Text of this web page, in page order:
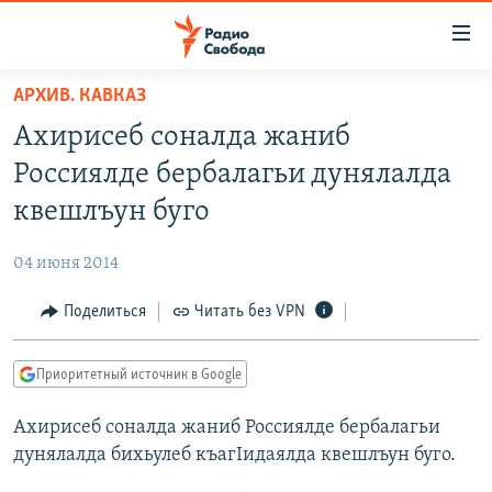
упрощенного
доступа
Вернуться
основному
Вернутся
Вернутся
поиску
ПОДКАСТЫ
АВТОРСКИЕ ПРОЕКТЫ
МНЕНИЯ
КУЛЬТУРА
КАВКАЗ.РЕАЛИИ
СЕВЕР.РЕАЛИИ
СИБИРЬ.РЕАЛИИ
АРХИВ. КАВКАЗ
Ахирисеб соналда жаниб
Россиялде бербалагьи дунялалда
квешлъун буго
04 июня 2014
Поделиться Читать без VPN
Приоритетный источник в Google
Ахирисеб соналда жаниб Россиялде бербалагьи
дунялалда бихьулеб къагIидаялда квешлъун буго.